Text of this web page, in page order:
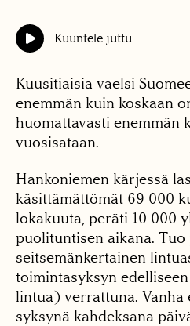
Kuuntele juttu
Kuusitiaisia vaelsi
enemmän kuin koskaan
huomattavasti enemmän
vuosisataan.
Hankoniemen kärjessä
käsittämättömät 69 000
lokakuuta, peräti 10 000
puolituntisen aikana. Tuo
seitsemänkertainen
toimintasyksyn
lintua) verrattuna.
syksynä kahdeksana